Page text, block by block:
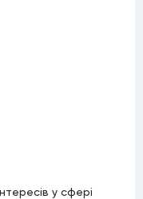
у сфері